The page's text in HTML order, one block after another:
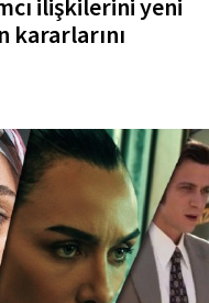
ilişkilerini yeni
kararlarını